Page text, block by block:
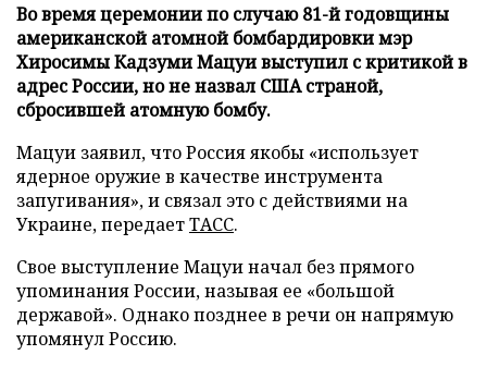
Во время церемонии по случаю 81-й годовщины
американской атомной бомбардировки мэр
Хиросимы Кадзуми Мацуи выступил с критикой в
адрес России, но не назвал США страной,
сбросившей атомную бомбу.
Мацуи заявил, что Россия якобы «использует
ядерное оружие в качестве инструмента
запугивания», и связал это с действиями на
Украине, передаетТАСС.
Свое выступление Мацуи начал без прямого
упоминания России, называя ее «большой
державой». Однако позднее в речи он напрямую
упомянул Россию.